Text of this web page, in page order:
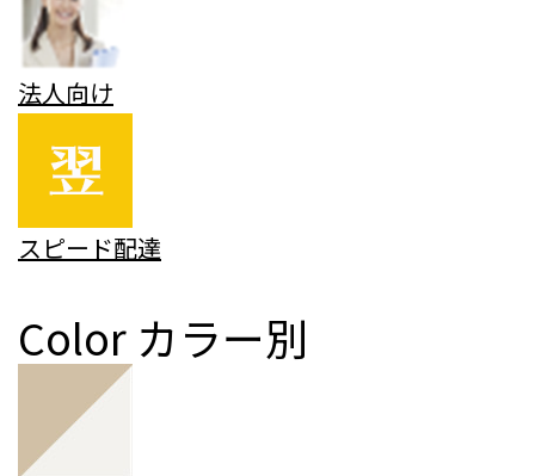
法人向け
スピード配達
Color カラー別